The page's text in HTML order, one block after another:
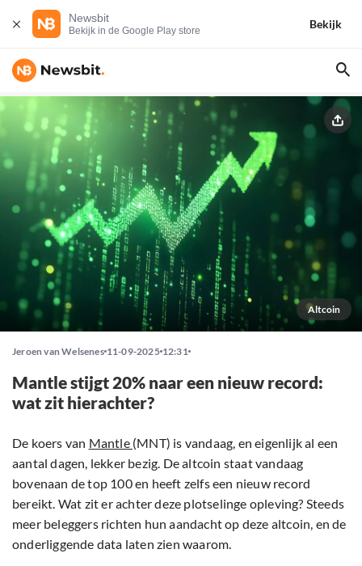
Newsbit
Bekijk in de Google Play store
Bekijk
Altcoin
Jeroen van Welsenes 11-09-2025 12:31
Mantle stijgt 20% naar een nieuw record:
wat zit hierachter?
De koers van Mantle (MNT) is vandaag, en eigenlijk al een
aantal dagen, lekker bezig. De altcoin staat vandaag
bovenaan de top 100 en heeft zelfs een nieuw record
bereikt. Wat zit er achter deze plotselinge opleving? Steeds
meer beleggers richten hun aandacht op deze altcoin, en de
onderliggende data laten zien waarom.